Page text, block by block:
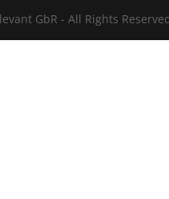
GbR - All Rights